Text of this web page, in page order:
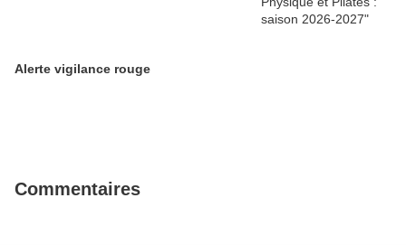
Alerte vigilance rouge
Commentaires